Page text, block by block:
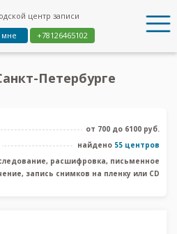
центр записи
мне
+78126465102
Петербурге
от 700 до 6100 руб.
найдено 55 центров
расшифровка, письменное
запись снимков на пленку или CD